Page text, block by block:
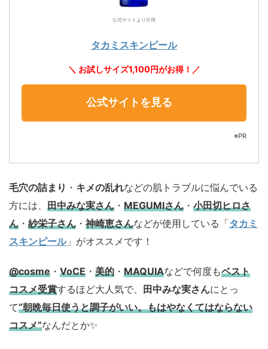
公式サイトより引用
タカミスキンピール
＼ お試しサイズ1,100円がお得！／
公式サイトを見る
※PR
毛穴の詰まり ・ キメの乱れなどの肌トラブルに悩んでいる
方には、 田中みな実さん ・ MEGUMIさん ・ 小田切ヒロさ
ん ・ 紗栄子さん ・ 神崎恵さんなどが使用している「タカミ
スキンピール」がオススメです！
@cosme ・ VoCE ・ 美的 ・ MAQUIAなどで何度もベスト
コスメ受賞するほど大人気で、 田中みな実さんにとっ
て“朝晩毎日使うと調子がいい。もはやなくてはならない
コスメ”なんだとか✨